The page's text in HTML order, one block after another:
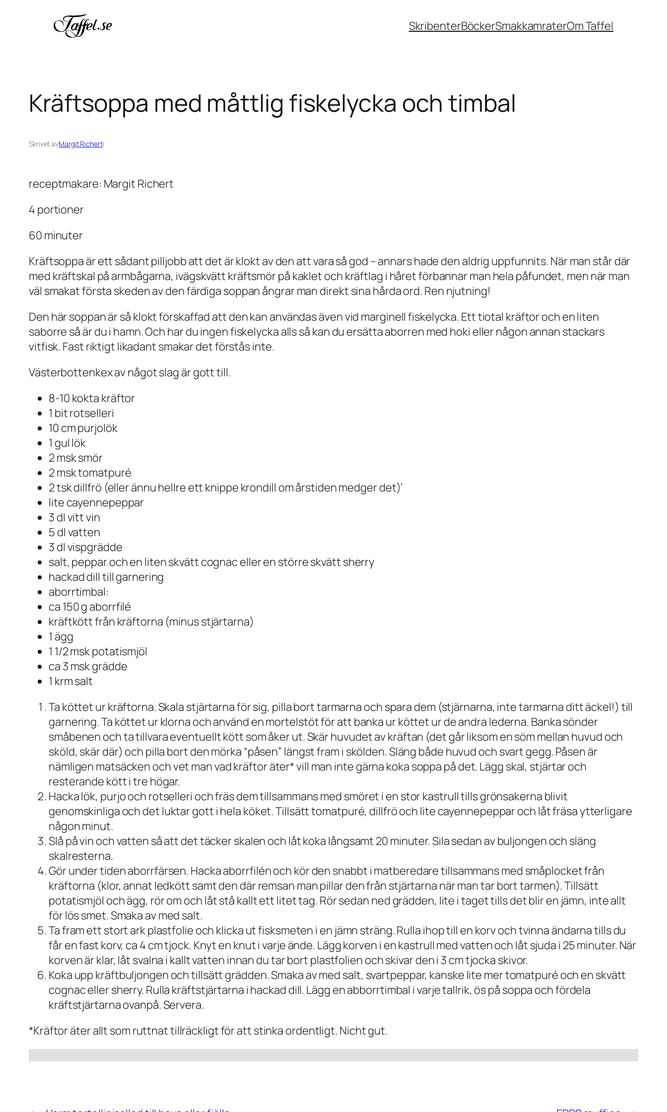
SkribenterBöckerSmakkamraterOm Taffel
Kräftsoppa med måttlig fiskelycka och timbal
Skrivet avMargit Richerti
receptmakare: Margit Richert
4 portioner
60 minuter
Kräftsoppa är ett sådant pilljobb att det är klokt av den att vara så god – annars hade den aldrig uppfunnits. När man står där
med kräftskal på armbågarna, ivägskvätt kräftsmör på kaklet och kräftlag i håret förbannar man hela påfundet, men när man
väl smakat första skeden av den färdiga soppan ångrar man direkt sina hårda ord. Ren njutning!
Den här soppan är så klokt förskaffad att den kan användas även vid marginell fiskelycka. Ett tiotal kräftor och en liten
saborre så är du i hamn. Och har du ingen fiskelycka alls så kan du ersätta aborren med hoki eller någon annan stackars
vitfisk. Fast riktigt likadant smakar det förstås inte.
Västerbottenkex av något slag är gott till.
8-10 kokta kräftor
1 bit rotselleri
10 cm purjolök
1 gul lök
2 msk smör
2 msk tomatpuré
2 tsk dillfrö (eller ännu hellre ett knippe krondill om årstiden medger det)’
lite cayennepeppar
3 dl vitt vin
5 dl vatten
3 dl vispgrädde
salt, peppar och en liten skvätt cognac eller en större skvätt sherry
hackad dill till garnering
aborrtimbal:
ca 150 g aborrfilé
kräftkött från kräftorna (minus stjärtarna)
1 ägg
1 1/2 msk potatismjöl
ca 3 msk grädde
1 krm salt
Ta köttet ur kräftorna. Skala stjärtarna för sig, pilla bort tarmarna och spara dem (stjärnarna, inte tarmarna ditt äckel!) till
garnering. Ta köttet ur klorna och använd en mortelstöt för att banka ur köttet ur de andra lederna. Banka sönder
småbenen och ta tillvara eventuellt kött som åker ut. Skär huvudet av kräftan (det går liksom en söm mellan huvud och
sköld, skär där) och pilla bort den mörka “påsen” längst fram i skölden. Släng både huvud och svart gegg. Påsen är
nämligen matsäcken och vet man vad kräftor äter* vill man inte gärna koka soppa på det. Lägg skal, stjärtar och
resterande kött i tre högar.
Hacka lök, purjo och rotselleri och fräs dem tillsammans med smöret i en stor kastrull tills grönsakerna blivit
genomskinliga och det luktar gott i hela köket. Tillsätt tomatpuré, dillfrö och lite cayennepeppar och låt fräsa ytterligare
någon minut.
Slå på vin och vatten så att det täcker skalen och låt koka långsamt 20 minuter. Sila sedan av buljongen och släng
skalresterna.
Gör under tiden aborrfärsen. Hacka aborrfilén och kör den snabbt i matberedare tillsammans med småplocket från
kräftorna (klor, annat ledkött samt den där remsan man pillar den från stjärtarna när man tar bort tarmen). Tillsätt
potatismjöl och ägg, rör om och låt stå kallt ett litet tag. Rör sedan ned grädden, lite i taget tills det blir en jämn, inte allt
för lös smet. Smaka av med salt.
Ta fram ett stort ark plastfolie och klicka ut fisksmeten i en jämn sträng. Rulla ihop till en korv och tvinna ändarna tills du
får en fast korv, ca 4 cm tjock. Knyt en knut i varje ände. Lägg korven i en kastrull med vatten och låt sjuda i 25 minuter. När
korven är klar, låt svalna i kallt vatten innan du tar bort plastfolien och skivar den i 3 cm tjocka skivor.
Koka upp kräftbuljongen och tillsätt grädden. Smaka av med salt, svartpeppar, kanske lite mer tomatpuré och en skvätt
cognac eller sherry. Rulla kräftstjärtarna i hackad dill. Lägg en abborrtimbal i varje tallrik, ös på soppa och fördela
kräftstjärtarna ovanpå. Servera.
*Kräftor äter allt som ruttnat tillräckligt för att stinka ordentligt. Nicht gut.